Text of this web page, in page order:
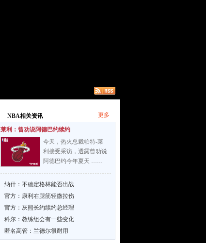
NBA相关资讯 更多
莱利：曾劝说阿德巴约续约
今天，热火总裁帕特-莱
利接受采访，透露曾劝说
阿德巴约今年夏天 ……
纳什：不确定格林能否出战
官方：康利右腿筋轻微拉伤
官方：灰熊长约续约总经理
科尔：教练组会有一些变化
匿名高管：兰德尔很耐用